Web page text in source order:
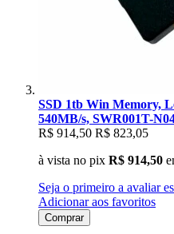
SSD 1tb Win Memory,
540MB/s, SWR001T-
R$ 914,50 R$ 823,05
à vista no pix R$ 914,50
Seja o primeiro a avaliar
Adicionar aos favoritos
Comprar